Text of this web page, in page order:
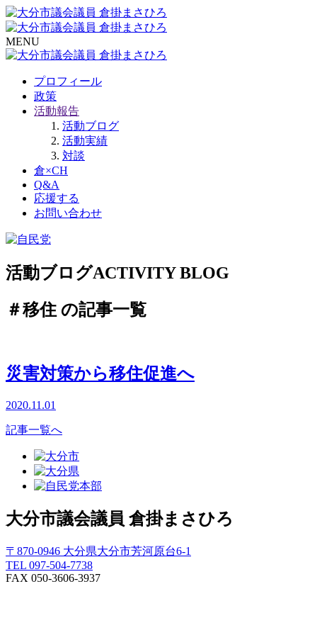
MENU
プロフィール
政策
活動報告
活動ブログ
活動実績
対談
倉×CH
Q&A
応援する
お問い合わせ
活動ブログACTIVITY BLOG
＃移住 の記事一覧
災害対策から移住促進へ
2020.11.01
記事一覧へ
大分市議会議員 倉掛まさひろ
〒870-0946 大分県大分市芳河原台6-1
TEL 097-504-7738
FAX 050-3606-3937